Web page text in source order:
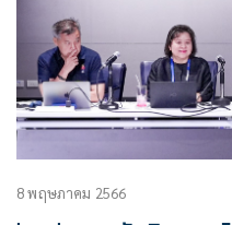
8 พฤษภาคม 2566